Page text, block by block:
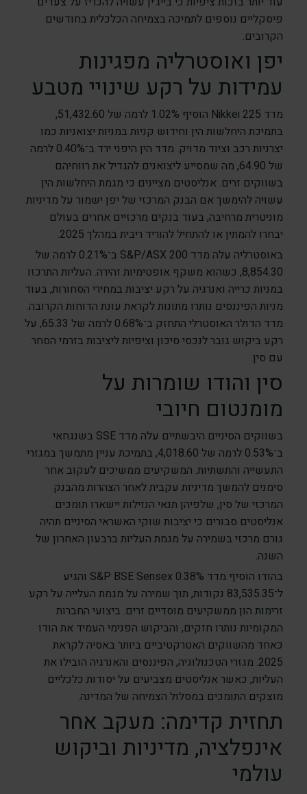
פיסקליים נוספים לתמיכה בצמיחה הכלכלית בחודשים
הקרובים.
יפן ואוסטרליה מפגינות
עמידות על רקע שינויי מטבע
מדד Nikkei 225 הוסיף 1.02% לרמה של 51,432.60,
בתמיכת היחלשות הין וחידוש קניות במניות יצואניות כמו
יצרניות רכב וציוד מדויק. מדד הין היפני ירד ב־0.40% לרמה
של 64.90, מה שמסייע ליצואנים להגדיל את רווחיהם
בשווקים זרים. אנליסטים מציינים כי מגמת היחלשות הין
עשויה להימשך אם הבנק המרכזי של יפן ישמור על מדיניות
מוניטרית מרחיבה, בעוד בנקים מרכזיים אחרים בעולם
יבחרו להמתין או להתחיל להוריד ריבית במהלך 2025.
באוסטרליה עלה מדד S&P/ASX 200 ב־0.21% לרמה של
8,854.30, כשהוא משקף אופטימיות זהירה. העליות התרכזו
במניות כרייה ואנרגיה על רקע יציבות במחירי הסחורות, בעוד
מניות הפיננסים נותרו מתונות לקראת עונת הדוחות הקרובה.
מדד הדולר האוסטרלי התחזק ב־0.68% לרמה של 65.33, על
רקע ביקוש גובר לנכסי סיכון וציפיות ליציבות בזרמי הסחר
עם סין.
סין והודו שומרות על
מומנטום חיובי
בשווקים הסיניים היבשתיים עלה מדד SSE בשנגחאי
ב־0.53% לרמה של 4,018.60, בתמיכת עניין מתמשך במגזרי
התעשייה והתשתיות. המשקיעים ממשיכים לעקוב אחר
סימנים להמשך מדיניות עקבית לאחר הצהרות מהבנק
המרכזי של סין, שלפיהן תנאי הנזילות יישארו תומכים.
אנליסטים סבורים כי יציבות שוקי האשראי הסיניים תהיה
גורם מרכזי בשמירה על מגמת העליות ברבעון האחרון של
השנה.
בהודו הוסיף מדד S&P BSE Sensex 0.38% והגיע
ל־83,535.35 נקודות, תוך שמירה על מגמת העלייה על רקע
זרימות הון ממשקיעים מוסדיים זרים. ביצועי החברות
המקומיות נותרו חזקים, והביקוש הפנימי העמיד את הודו
כאחד מהשווקים האטרקטיביים ביותר באסיה לקראת
2025. מגזרי הטכנולוגיה, הפיננסים והאנרגיה הובילו את
העליות, כאשר אנליסטים מצביעים על יסודות כלכליים
מוצקים התומכים במסלול הצמיחה של המדינה.
תחזית קדימה: מעקב אחר
אינפלציה, מדיניות וביקוש
עולמי